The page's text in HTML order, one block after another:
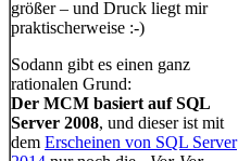
größer – und Druck liegt mir
praktischerweise :-)
Sodann gibt es einen ganz
rationalen Grund:
Der MCM basiert auf SQL
Server 2008, und dieser ist mit
dem Erscheinen von SQL Server